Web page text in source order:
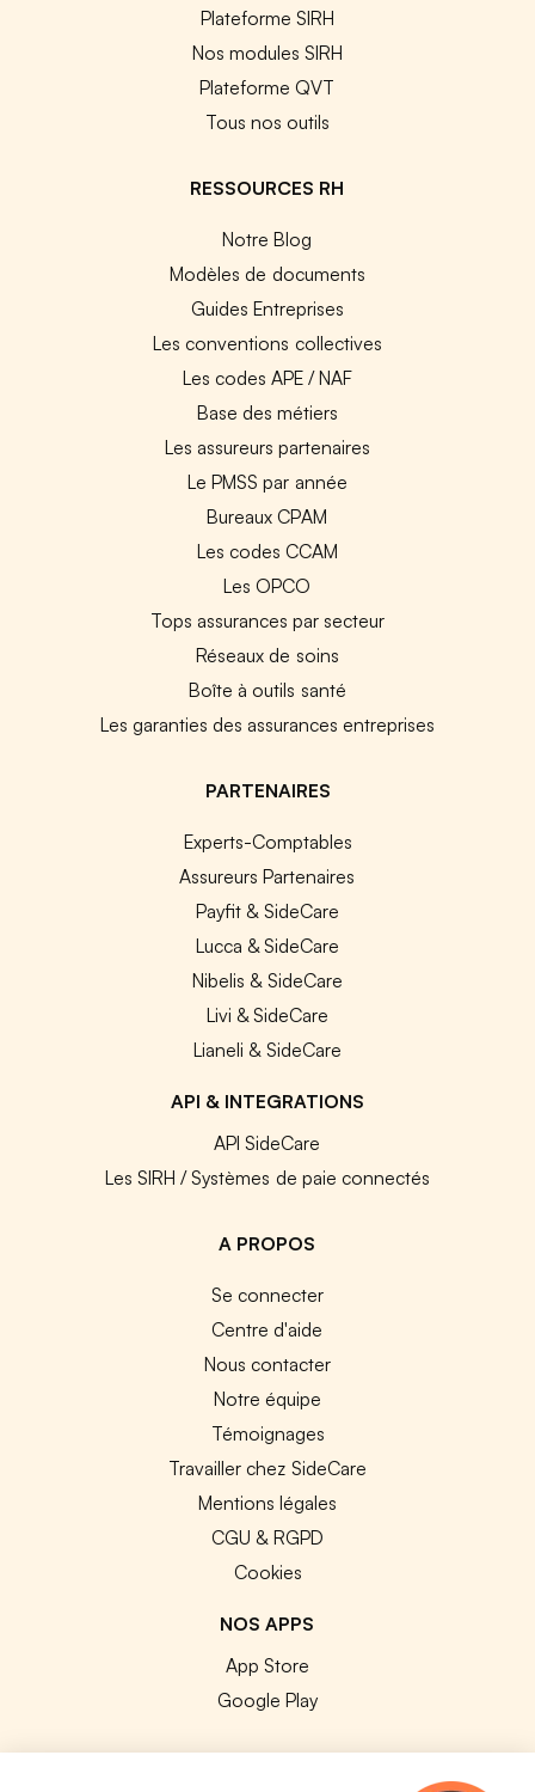
Plateforme SIRH
Nos modules SIRH
Plateforme QVT
Tous nos outils
RESSOURCES RH
Notre Blog
Modèles de documents
Guides Entreprises
Les conventions collectives
Les codes APE / NAF
Base des métiers
Les assureurs partenaires
Le PMSS par année
Bureaux CPAM
Les codes CCAM
Les OPCO
Tops assurances par secteur
Réseaux de soins
Boîte à outils santé
Les garanties des assurances entreprises
PARTENAIRES
Experts-Comptables
Assureurs Partenaires
Payfit & SideCare
Lucca & SideCare
Nibelis & SideCare
Livi & SideCare
Lianeli & SideCare
API & INTEGRATIONS
API SideCare
Les SIRH / Systèmes de paie connectés
A PROPOS
Se connecter
Centre d'aide
Nous contacter
Notre équipe
Témoignages
Travailler chez SideCare
Mentions légales
CGU & RGPD
Cookies
NOS APPS
App Store
Google Play